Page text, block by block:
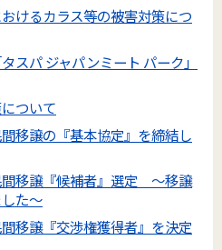
けるカラス等の被害対策につ
スパ ジャパンミート パーク」
ついて
移譲の『基本協定』を締結し
移譲『候補者』選定 ～移譲
た～
移譲『交渉権獲得者』を決定